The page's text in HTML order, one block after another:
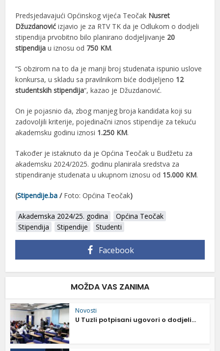
Predsjedavajući Općinskog vijeća Teočak Nusret
Džuzdanović izjavio je za RTV TK da je Odlukom o dodjeli
stipendija prvobitno bilo planirano dodjeljivanje 20
stipendija u iznosu od 750 KM.
“S obzirom na to da je manji broj studenata ispunio uslove
konkursa, u skladu sa pravilnikom biće dodijeljeno 12
studentskih stipendija“, kazao je Džuzdanović.
On je pojasnio da, zbog manjeg broja kandidata koji su
zadovoljili kriterije, pojedinačni iznos stipendije za tekuću
akademsku godinu iznosi 1.250 KM.
Također je istaknuto da je Općina Teočak u Budžetu za
akademsku 2024/2025. godinu planirala sredstva za
stipendiranje studenata u ukupnom iznosu od 15.000 KM.
(Stipendije.ba / Foto: Općina Teočak)
Akademska 2024/25. godina
Općina Teočak
Stipendija
Stipendije Studenti
Facebook
MOŽDA VAS ZANIMA
Novosti
U Tuzli potpisani ugovori o dodjeli...